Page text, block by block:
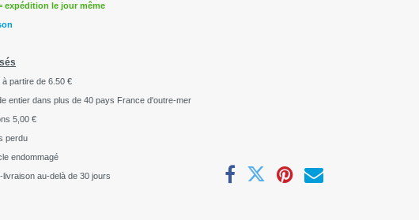
expédition le jour même
partire de 6.50 €
entier dans plus de 40 pays France d'outre-mer
5,00 €
perdu
endommagé
au-delà de 30 jours